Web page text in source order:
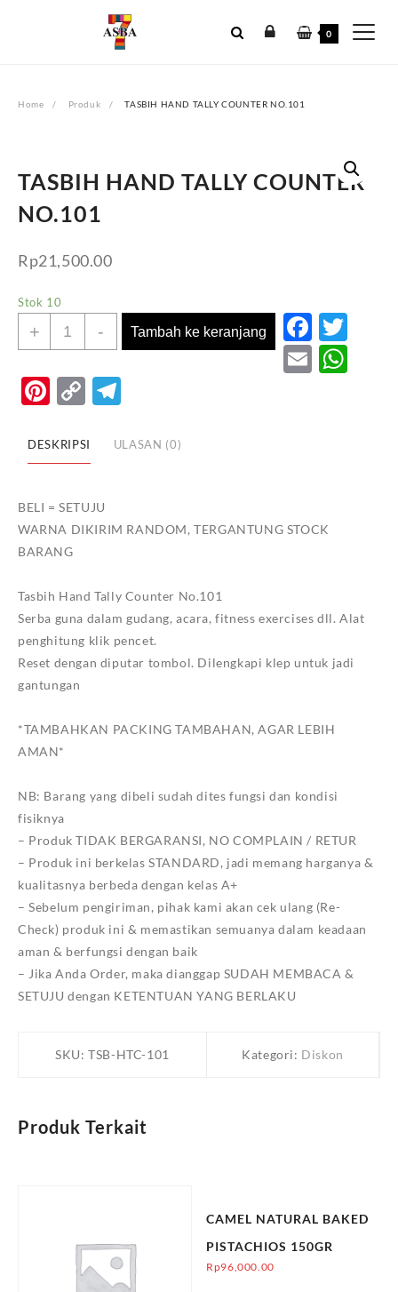
0
Home Produk TASBIH HAND TALLY COUNTER NO.101
TASBIH HAND TALLY COUNTER
NO.101
Rp21,500.00
Stok 10
+
Kuantitas
TASBIH
TALLY
- Tambah ke keranjang
Email
Pinterest
Copy
DESKRIPSI ULASAN (0)
BELI = SETUJU
WARNA DIKIRIM RANDOM, TERGANTUNG STOCK
BARANG
Tasbih Hand Tally Counter No.101
Serba guna dalam gudang, acara, fitness exercises dll. Alat
penghitung klik pencet.
Reset dengan diputar tombol. Dilengkapi klep untuk jadi
gantungan
*TAMBAHKAN PACKING TAMBAHAN, AGAR LEBIH
AMAN*
NB: Barang yang dibeli sudah dites fungsi dan kondisi
fisiknya
– Produk TIDAK BERGARANSI, NO COMPLAIN / RETUR
– Produk ini berkelas STANDARD, jadi memang harganya &
kualitasnya berbeda dengan kelas A+
– Sebelum pengiriman, pihak kami akan cek ulang (Re-
Check) produk ini & memastikan semuanya dalam keadaan
aman & berfungsi dengan baik
– Jika Anda Order, maka dianggap SUDAH MEMBACA &
SETUJU dengan KETENTUAN YANG BERLAKU
SKU:TSB-HTC-101 Kategori: Diskon
Produk Terkait
CAMEL NATURAL BAKED
PISTACHIOS 150GR
Rp96,000.00